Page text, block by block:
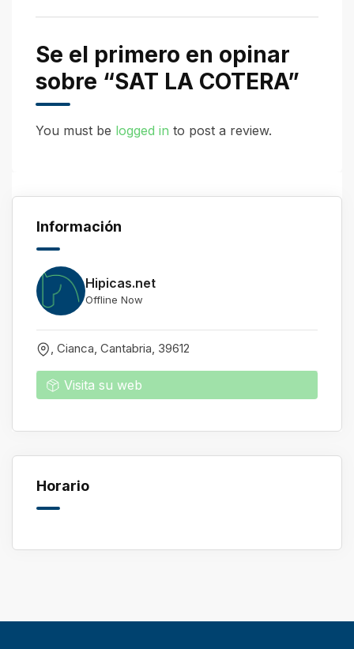
Se el primero en opinar
sobre “SAT LA COTERA”
You must be logged in to post a review.
Información
Hipicas.net
Offline Now
, Cianca, Cantabria, 39612
Visita su web
Horario